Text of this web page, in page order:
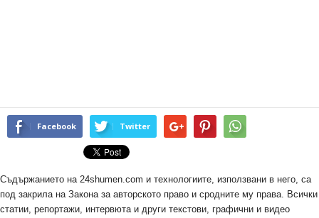
Facebook Twitter
Съдържанието на 24shumen.com и технологиите, използвани в него, са
под закрила на Закона за авторското право и сродните му права. Всички
статии, репортажи, интервюта и други текстови, графични и видео